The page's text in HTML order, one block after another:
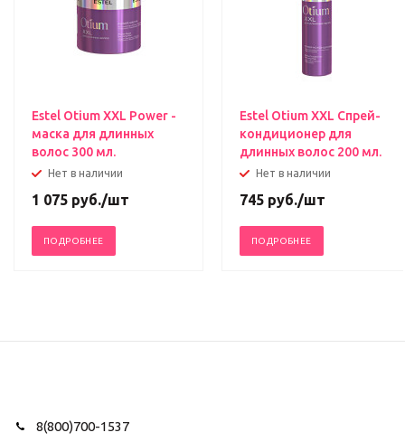
Estel Otium XXL Power -
маска для длинных
волос 300 мл.
Нет в наличии
1 075 руб./шт
ПОДРОБНЕЕ
Estel Otium XXL Спрей-
кондиционер для
длинных волос 200 мл.
Нет в наличии
745 руб./шт
ПОДРОБНЕЕ
8(800)700-1537